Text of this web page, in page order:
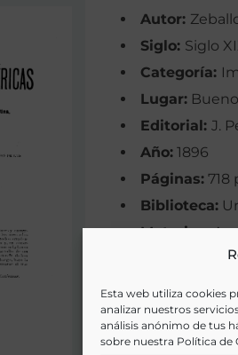
Esta web utiliza cookies
analizar nuestros
análisis anónimo de tus
sobre nuestra Política de
Autor:
Siglo: Siglo
Categoría:
Lugar:
Editorial: J.
Año: 1896
Páginas: 718
Biblioteca:
Materias:
Palabras
América,
Idioma: